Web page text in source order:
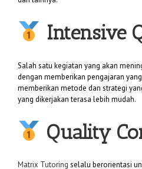
Intensive
Salah satu kegiatan yang akan
dengan memberikan pengajaran
memberikan metode dan strategi
yang dikerjakan terasa lebih mudah.
Quality
Matrix Tutoring selalu berorientasi